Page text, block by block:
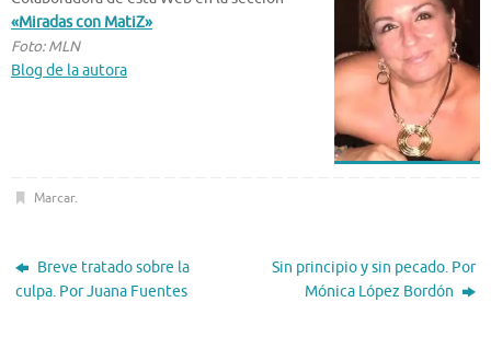
«Miradas con MatiZ»
Foto: MLN
Blog de la autora
Marcar.
Breve tratado sobre la
culpa. Por Juana Fuentes
Sin principio y sin pecado. Por
Mónica López Bordón